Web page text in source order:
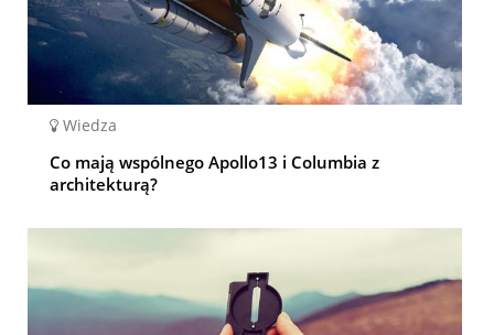
Wiedza
Co mają wspólnego Apollo13 i Columbia z
architekturą?